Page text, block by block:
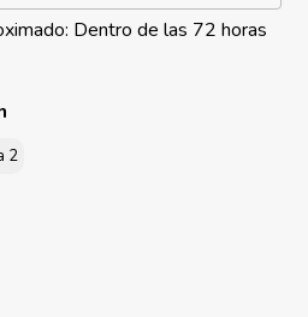
Dentro de las 72 horas
2